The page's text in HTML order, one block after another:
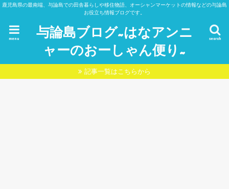
鹿児島県の最南端、与論島での田舎暮らしや移住物語、オーシャンマーケットの情報などの与論島
お役立ち情報ブログです。
与論島ブログ~はなアンニ
ャーのおーしゃん便り~
search
menu
記事一覧はこちらから